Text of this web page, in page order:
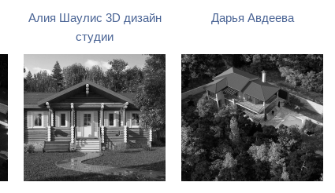
Алия Шаулис 3D дизайн
студии
Дарья Авдеева